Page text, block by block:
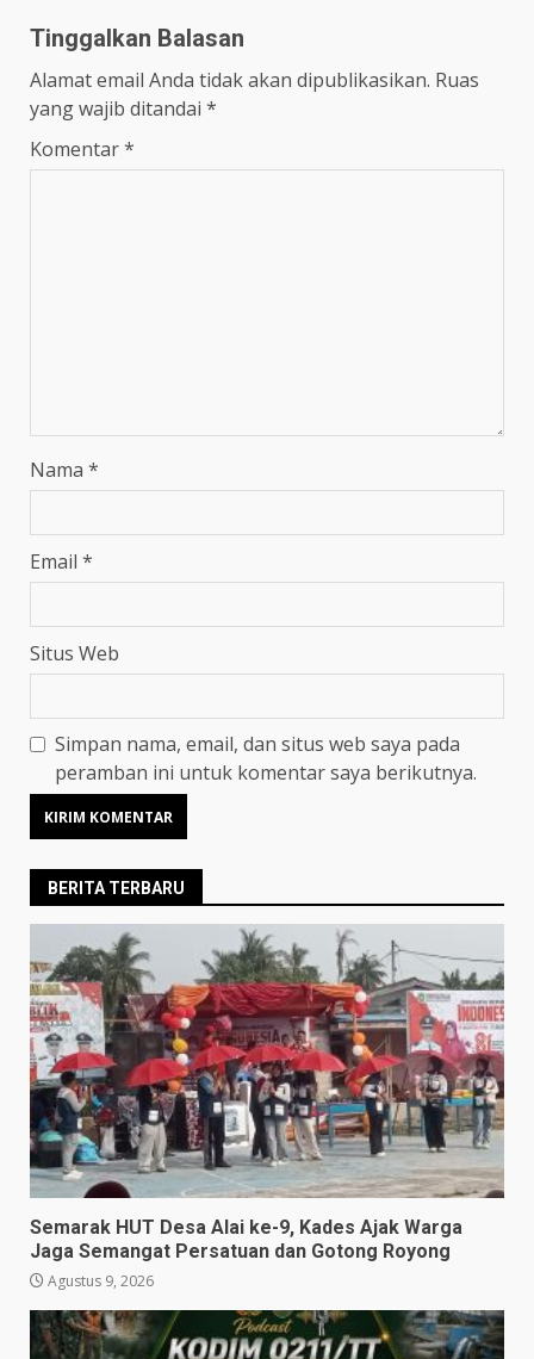
Tinggalkan Balasan
Alamat email Anda tidak akan dipublikasikan. Ruas
yang wajib ditandai *
Komentar*
Nama *
Email *
Situs Web
Simpan nama, email, dan situs web saya pada
peramban ini untuk komentar saya berikutnya.
BERITA TERBARU
Semarak HUT Desa Alai ke-9, Kades Ajak Warga
Jaga Semangat Persatuan dan Gotong Royong
Agustus 9, 2026